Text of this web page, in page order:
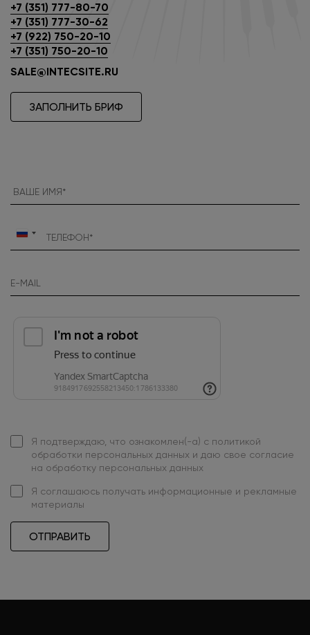
+7 (351) 777-80-70
+7 (351) 777-30-62
+7 (922) 750-20-10
+7 (351) 750-20-10
SALE@INTECSITE.RU
ЗАПОЛНИТЬ БРИФ
Россия
Я подтверждаю, что ознакомлен(-а) с политикой
обработки персональных данных и даю свое согласие
на обработку персональных данных
Я соглашаюсь получать информационные и рекламные
материалы
ОТПРАВИТЬ